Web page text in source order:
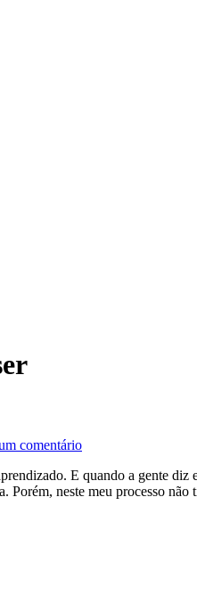
comentário
E quando a gente
Porém, neste meu processo